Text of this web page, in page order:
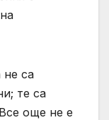
не са
те са
още не е